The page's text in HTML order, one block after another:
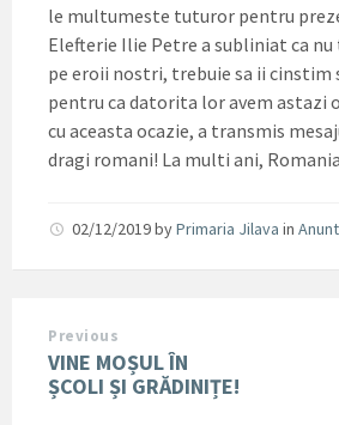
le multumeste tuturor pentru
Elefterie Ilie Petre a subliniat ca
pe eroii nostri, trebuie sa ii cinstim
pentru ca datorita lor avem astazi
cu aceasta ocazie, a transmis
dragi romani! La multi ani,
02/12/2019byPrimaria Jilava in
Previous
VINE MOȘUL ÎN
ȘCOLI ȘI GRĂDINIȚE!